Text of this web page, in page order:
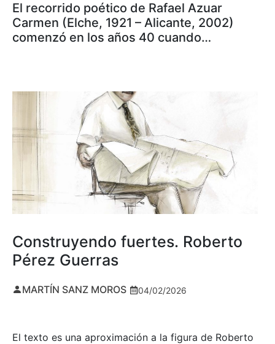
El recorrido poético de Rafael Azuar
Carmen (Elche, 1921 – Alicante, 2002)
comenzó en los años 40 cuando…
Construyendo fuertes. Roberto
Pérez Guerras
MARTÍN SANZ MOROS 04/02/2026
El texto es una aproximación a la figura de Roberto